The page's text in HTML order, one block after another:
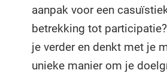
aanpak voor een
betrekking tot
je verder en denkt met je
unieke manier om je